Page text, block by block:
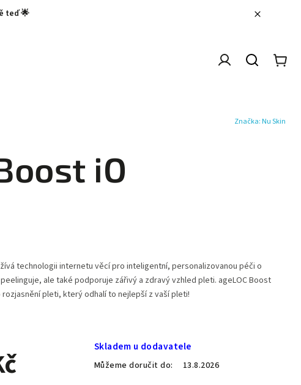
teď 🌟
⚖️ TRME v akci -15%
iO
technologii internetu věcí pro inteligentní, personalizovanou péči o
ale také podporuje zářivý a zdravý vzhled pleti. ageLOC Boost
pleti, který odhalí to nejlepší z vaší pleti!
Značka: Nu Skin
Skladem u dodavatele
Můžeme doručit do: 13.8.2026